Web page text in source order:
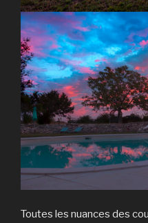
Toutes les nuances des